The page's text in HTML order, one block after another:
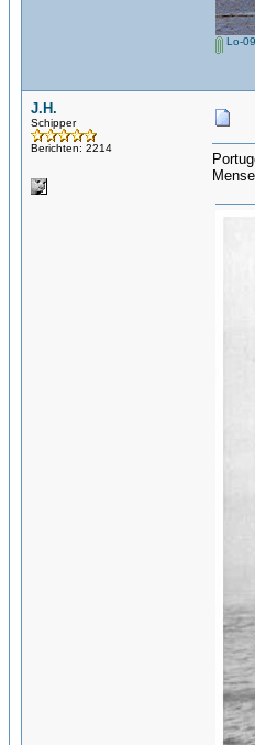
Lo-
J.H.
Schipper
Berichten: 2214